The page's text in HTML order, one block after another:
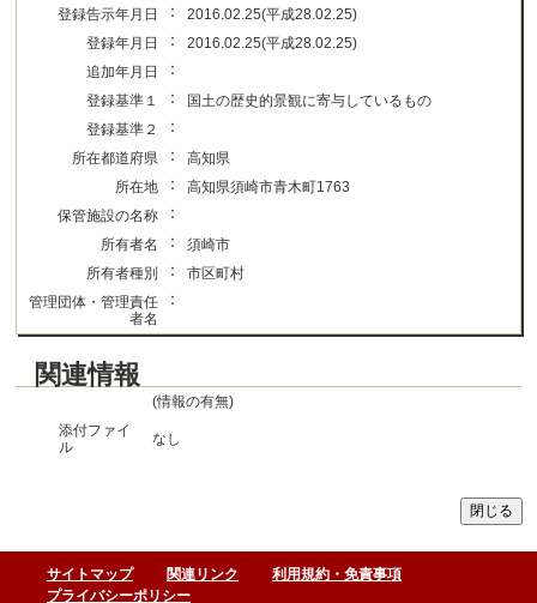
登録告示年月日
：
2016.02.25(平成28.02.25)
登録年月日
：
2016.02.25(平成28.02.25)
追加年月日
：
登録基準１ ：
国土の歴史的景観に寄与しているもの
登録基準２
：
所在都道府県 ：
高知県
所在地
：
高知県須崎市青木町1763
保管施設の名称
：
所有者名 ：
須崎市
所有者種別
：
市区町村
管理団体・管理責任
者名
：
関連情報
(情報の有無)
添付ファイ
ル
なし
サイトマップ 関連リンク
利用規約・免責事項
プライバシーポリシー